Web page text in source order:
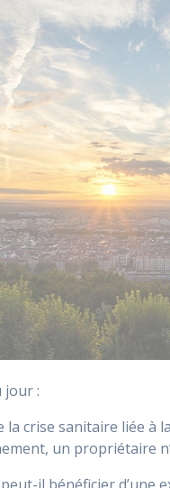
jour :
la crise sanitaire liée
un propriétaire